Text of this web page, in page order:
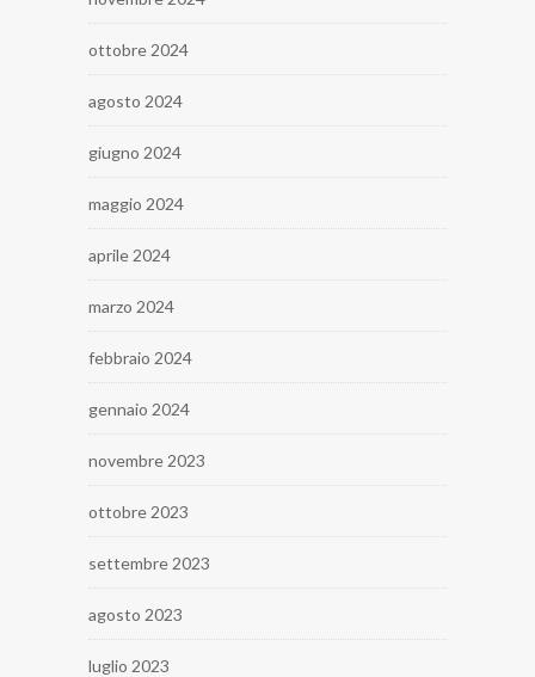
ottobre 2024
agosto 2024
giugno 2024
maggio 2024
aprile 2024
marzo 2024
febbraio 2024
gennaio 2024
novembre 2023
ottobre 2023
settembre 2023
agosto 2023
luglio 2023